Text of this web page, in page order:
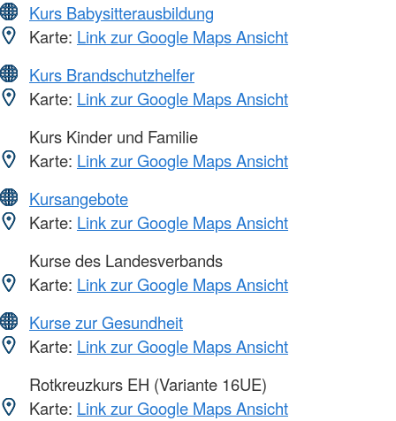
Kurs Babysitterausbildung
Karte: Link zur Google Maps Ansicht
Kurs Brandschutzhelfer
Karte: Link zur Google Maps Ansicht
Kurs Kinder und Familie
Karte: Link zur Google Maps Ansicht
Kursangebote
Karte: Link zur Google Maps Ansicht
Kurse des Landesverbands
Karte: Link zur Google Maps Ansicht
Kurse zur Gesundheit
Karte: Link zur Google Maps Ansicht
Rotkreuzkurs EH (Variante 16UE)
Karte: Link zur Google Maps Ansicht